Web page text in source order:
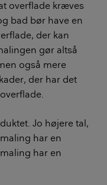
overflade kræves
bad bør have en
der kan
gør altså
også mere
der har det
Jo højere tal,
har en
har en